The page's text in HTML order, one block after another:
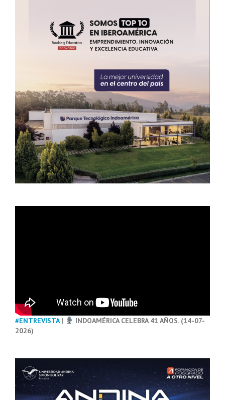
#ENTREVISTA|
INDOAMÉRICA CELEBRA 41 AÑOS. (14-07-
2026)